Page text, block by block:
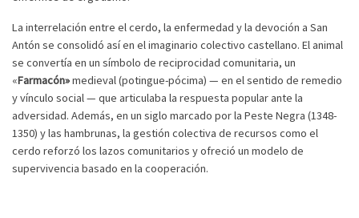
La interrelación entre el cerdo, la enfermedad y la devoción a San
Antón se consolidó así en el imaginario colectivo castellano. El animal
se convertía en un símbolo de reciprocidad comunitaria, un
«Farmacón»medieval (potingue-pócima) — en el sentido de remedio
y vínculo social — que articulaba la respuesta popular ante la
adversidad. Además, en un siglo marcado por la Peste Negra (1348-
1350) y las hambrunas, la gestión colectiva de recursos como el
cerdo reforzó los lazos comunitarios y ofreció un modelo de
supervivencia basado en la cooperación.